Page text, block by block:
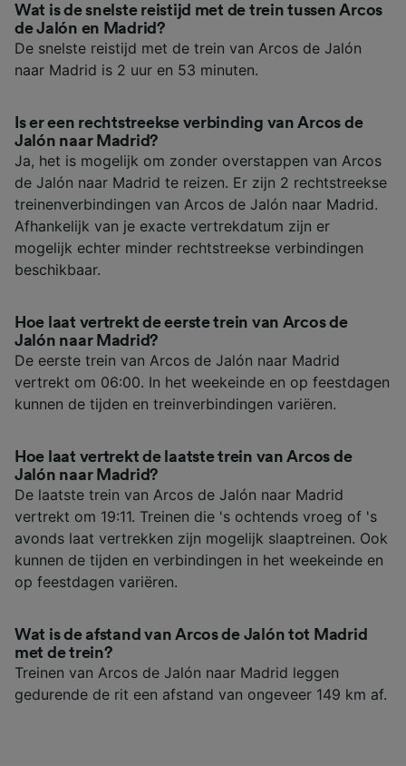
Wat is de snelste reistijd met de trein tussen Arcos
de Jalón en Madrid?
De snelste reistijd met de trein van Arcos de Jalón
naar Madrid is 2 uur en 53 minuten.
Is er een rechtstreekse verbinding van Arcos de
Jalón naar Madrid?
Ja, het is mogelijk om zonder overstappen van Arcos
de Jalón naar Madrid te reizen. Er zijn 2 rechtstreekse
treinenverbindingen van Arcos de Jalón naar Madrid.
Afhankelijk van je exacte vertrekdatum zijn er
mogelijk echter minder rechtstreekse verbindingen
beschikbaar.
Hoe laat vertrekt de eerste trein van Arcos de
Jalón naar Madrid?
De eerste trein van Arcos de Jalón naar Madrid
vertrekt om 06:00. In het weekeinde en op feestdagen
kunnen de tijden en treinverbindingen variëren.
Hoe laat vertrekt de laatste trein van Arcos de
Jalón naar Madrid?
De laatste trein van Arcos de Jalón naar Madrid
vertrekt om 19:11. Treinen die 's ochtends vroeg of 's
avonds laat vertrekken zijn mogelijk slaaptreinen. Ook
kunnen de tijden en verbindingen in het weekeinde en
op feestdagen variëren.
Wat is de afstand van Arcos de Jalón tot Madrid
met de trein?
Treinen van Arcos de Jalón naar Madrid leggen
gedurende de rit een afstand van ongeveer 149 km af.